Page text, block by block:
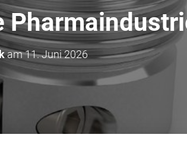
am11. Juni 2026